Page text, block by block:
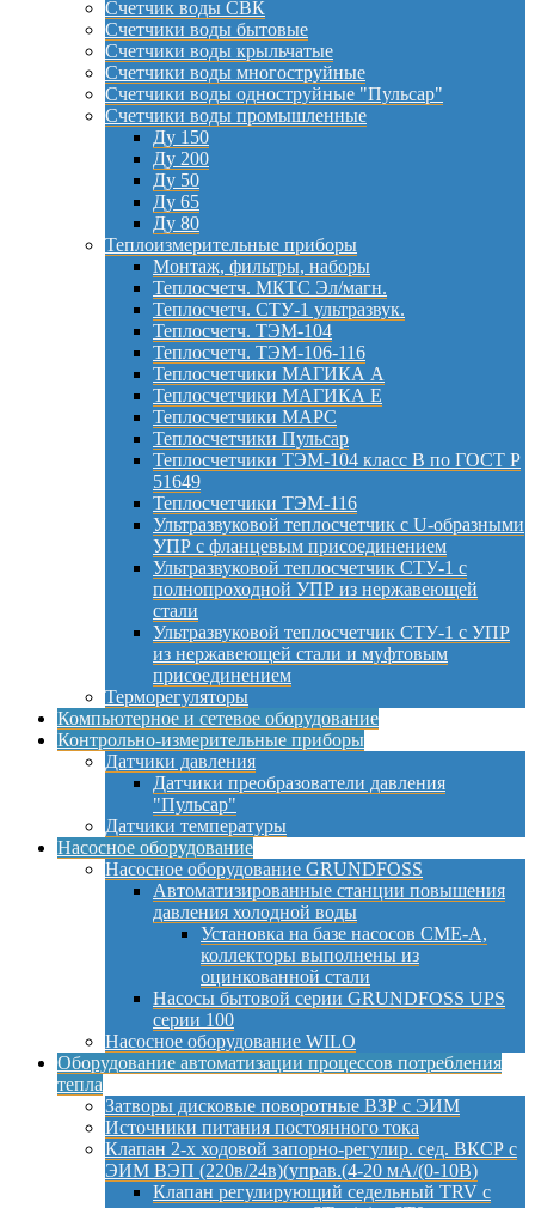
Счетчик воды СВК
Счетчики воды бытовые
Счетчики воды крыльчатые
Счетчики воды многоструйные
Счетчики воды одноструйные "Пульсар"
Счетчики воды промышленные
Ду 150
Ду 200
Ду 50
Ду 65
Ду 80
Теплоизмерительные приборы
Монтаж, фильтры, наборы
Теплосчетч. МКТС Эл/магн.
Теплосчетч. СТУ-1 ультразвук.
Теплосчетч. ТЭМ-104
Теплосчетч. ТЭМ-106-116
Теплосчетчики МАГИКА А
Теплосчетчики МАГИКА Е
Теплосчетчики МАРС
Теплосчетчики Пульсар
Теплосчетчики ТЭМ-104 класс B по ГОСТ Р
51649
Теплосчетчики ТЭМ-116
Ультразвуковой теплосчетчик с U-образными
УПР с фланцевым присоединением
Ультразвуковой теплосчетчик СТУ-1 с
полнопроходной УПР из нержавеющей
стали
Ультразвуковой теплосчетчик СТУ-1 с УПР
из нержавеющей стали и муфтовым
присоединением
Терморегуляторы
Компьютерное и сетевое оборудование
Контрольно-измерительные приборы
Датчики давления
Датчики преобразователи давления
"Пульсар"
Датчики температуры
Насосное оборудование
Насосное оборудование GRUNDFOSS
Автоматизированные станции повышения
давления холодной воды
Установка на базе насосов CME-A,
коллекторы выполнены из
оцинкованной стали
Насосы бытовой серии GRUNDFOSS UPS
серии 100
Насосное оборудование WILO
Оборудование автоматизации процессов потребления
тепла
Затворы дисковые поворотные ВЗР с ЭИМ
Источники питания постоянного тока
Клапан 2-х ходовой запорно-регулир. сед. ВКСР с
ЭИМ ВЭП (220в/24в)(управ.(4-20 мА/(0-10В)
Клапан регулирующий седельный TRV с